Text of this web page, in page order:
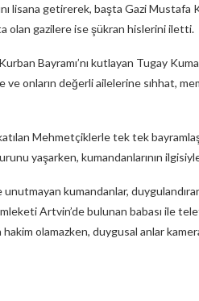
lisana getirerek, başta Gazi Mustafa
olan gazilere ise şükran hislerini iletti.
Bayramı’nı kutlayan Tugay
onların değerli ailelerine sıhhat,
Mehmetçiklerle tek tek
yaşarken, kumandanlarının
kumandanlar,
Artvin’de bulunan babası ile
olamazken, duygusal anlar